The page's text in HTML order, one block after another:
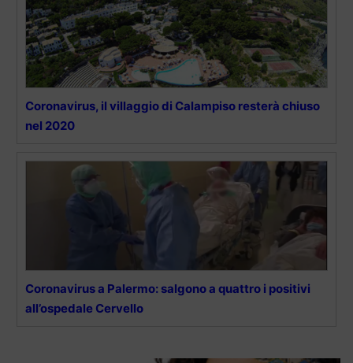
Coronavirus, il villaggio di Calampiso resterà chiuso
nel 2020
Coronavirus a Palermo: salgono a quattro i positivi
all’ospedale Cervello